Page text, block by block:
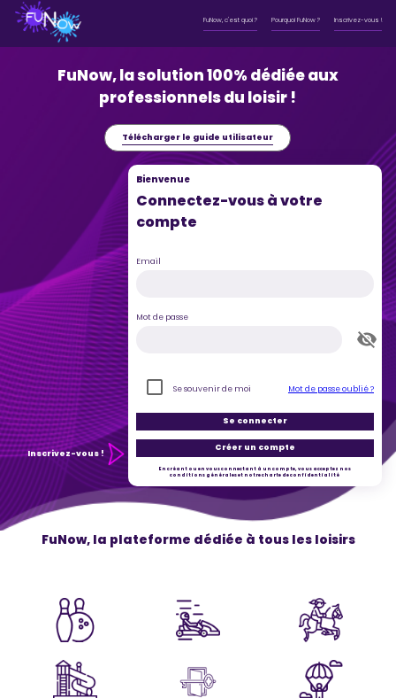
FuNow, c'est quoi ? Pourquoi FuNow ? Inscrivez-vous !
FuNow, la solution 100% dédiée aux
professionnels du loisir !
Télécharger le guide utilisateur
Inscrivez-vous !
Bienvenue
Connectez-vous à votre
compte
Email
Mot de passe
Se souvenir de moi Mot de passe oublié ?
Se connecter
Créer un compte
En créant ou en vous connectant à un compte, vous acceptez nos
conditions générales et notre charte de confidentialité
FuNow, la plateforme dédiée à tous les loisirs